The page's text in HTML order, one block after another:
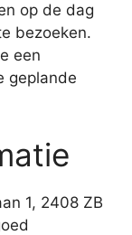
op de dag
bezoeken.
een
geplande
1, 2408 ZB